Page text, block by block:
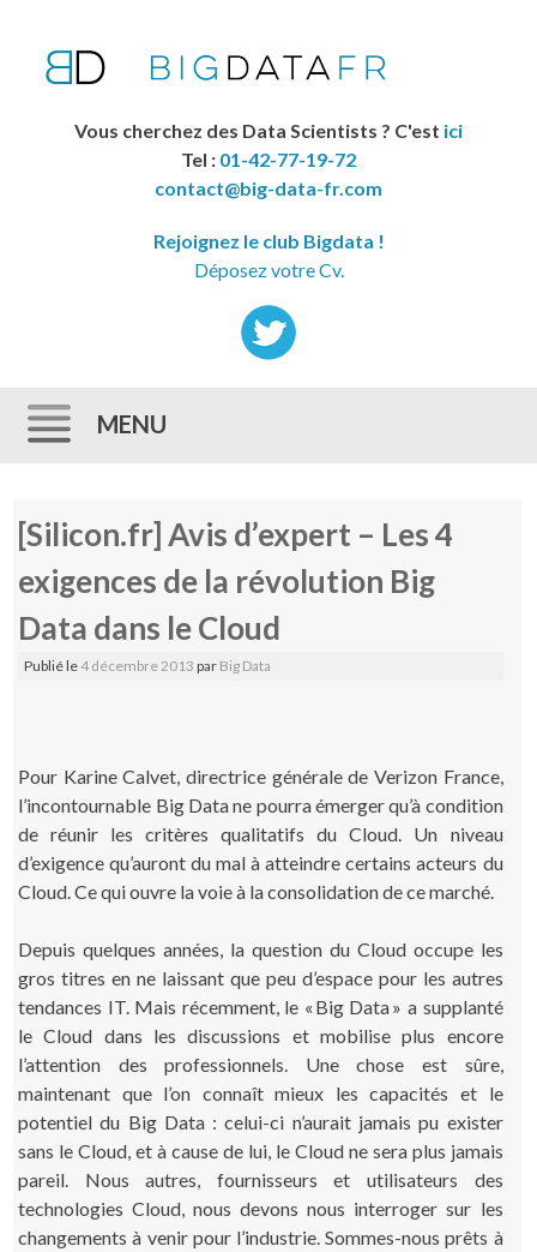
Vous cherchez des Data Scientists ? C'est ici
Tel : 01-42-77-19-72
contact@big-data-fr.com
Rejoignez le club Bigdata !
Déposez votre Cv.
MENU
[Silicon.fr] Avis d’expert – Les 4
exigences de la révolution Big
Data dans le Cloud
Publié le 4 décembre 2013 par Big Data
Pour Karine Calvet, directrice générale de Verizon France,
l’incontournable Big Data ne pourra émerger qu’à condition
de réunir les critères qualitatifs du Cloud. Un niveau
d’exigence qu’auront du mal à atteindre certains acteurs du
Cloud. Ce qui ouvre la voie à la consolidation de ce marché.
Depuis quelques années, la question du Cloud occupe les
gros titres en ne laissant que peu d’espace pour les autres
tendances IT. Mais récemment, le « Big Data » a supplanté
le Cloud dans les discussions et mobilise plus encore
l’attention des professionnels. Une chose est sûre,
maintenant que l’on connaît mieux les capacités et le
potentiel du Big Data : celui-ci n’aurait jamais pu exister
sans le Cloud, et à cause de lui, le Cloud ne sera plus jamais
pareil. Nous autres, fournisseurs et utilisateurs des
technologies Cloud, nous devons nous interroger sur les
changements à venir pour l’industrie. Sommes-nous prêts à